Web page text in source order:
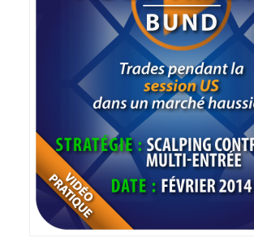
INFOS PRATIQUES
CONTACT
BLOG